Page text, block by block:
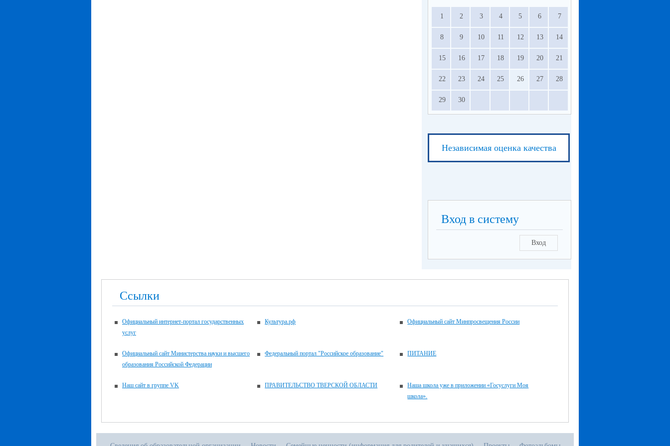
1 2 3 4 5 6 7
8 9 10 11 12 13 14
15 16 17 18 19 20 21
22 23 24 25 26 27 28
29 30
Независимая оценка качества
Вход в систему
Вход
Ссылки
Официальный интернет-портал государственных
услуг
Культура.рф Официальный сайт Минпросвещения России
Официальный сайт Министерства науки и высшего
образования Российской Федерации
Федеральный портал "Российское образование" ПИТАНИЕ
Наш сайт в группе VK ПРАВИТЕЛЬСТВО ТВЕРСКОЙ ОБЛАСТИ
Наша школа уже в приложении «Госуслуги Моя
школа».